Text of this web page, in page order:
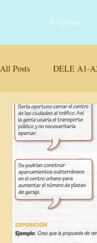
Home
All Posts DELE A1-
Traducción e